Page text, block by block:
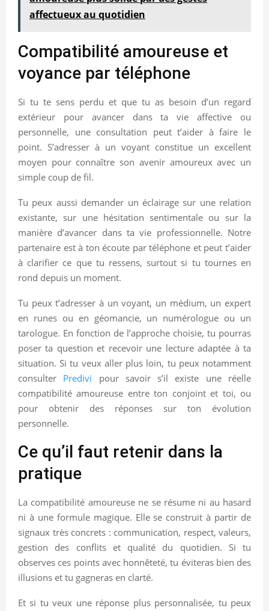
affectueux au quotidien
Compatibilité amoureuse et
voyance par téléphone
Si tu te sens perdu et que tu as besoin d’un regard
extérieur pour avancer dans ta vie affective ou
personnelle, une consultation peut t’aider à faire le
point. S’adresser à un voyant constitue un excellent
moyen pour connaître son avenir amoureux avec un
simple coup de fil.
Tu peux aussi demander un éclairage sur une relation
existante, sur une hésitation sentimentale ou sur la
manière d’avancer dans ta vie professionnelle. Notre
partenaire est à ton écoute par téléphone et peut t’aider
à clarifier ce que tu ressens, surtout si tu tournes en
rond depuis un moment.
Tu peux t’adresser à un voyant, un médium, un expert
en runes ou en géomancie, un numérologue ou un
tarologue. En fonction de l’approche choisie, tu pourras
poser ta question et recevoir une lecture adaptée à ta
situation. Si tu veux aller plus loin, tu peux notamment
consulter Predivi pour savoir s’il existe une réelle
compatibilité amoureuse entre ton conjoint et toi, ou
pour obtenir des réponses sur ton évolution
personnelle.
Ce qu’il faut retenir dans la
pratique
La compatibilité amoureuse ne se résume ni au hasard
ni à une formule magique. Elle se construit à partir de
signaux très concrets : communication, respect, valeurs,
gestion des conflits et qualité du quotidien. Si tu
observes ces points avec honnêteté, tu éviteras bien des
illusions et tu gagneras en clarté.
Et si tu veux une réponse plus personnalisée, tu peux